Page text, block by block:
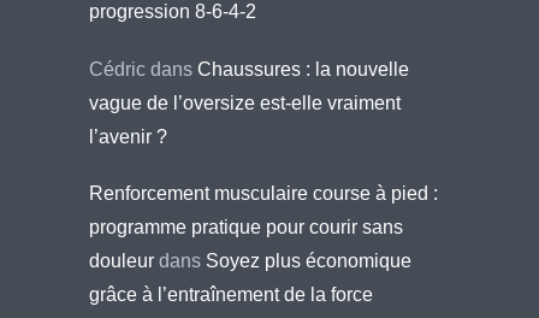
progression 8-6-4-2
Cédric dans Chaussures : la nouvelle
vague de l’oversize est-elle vraiment
l’avenir ?
Renforcement musculaire course à pied :
programme pratique pour courir sans
douleur dans Soyez plus économique
grâce à l’entraînement de la force